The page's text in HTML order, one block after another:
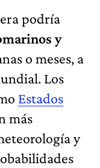
podría
y
o meses, a
Los
Estados
más
y